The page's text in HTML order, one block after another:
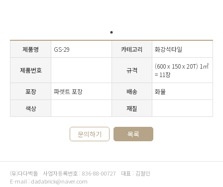
제품명 GS-29 카테고리 화강석타일
제품번호 규격
(600 x 150 x 20T) 1㎡
= 11장
포장
파렛트 포장 배송
화물
색상
재질
문의하기 목록
(유)다다벽돌 사업자등록번호 : 836-88-00727
대표 : 김철민
E-mail : dadabrick@naver.com